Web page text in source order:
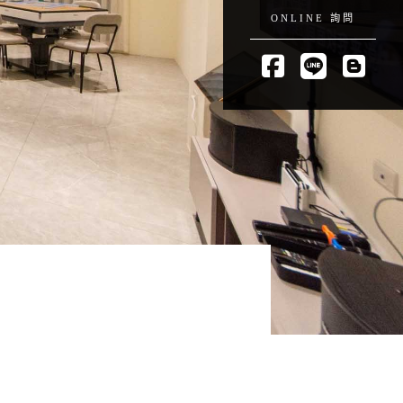
ONLINE 詢問